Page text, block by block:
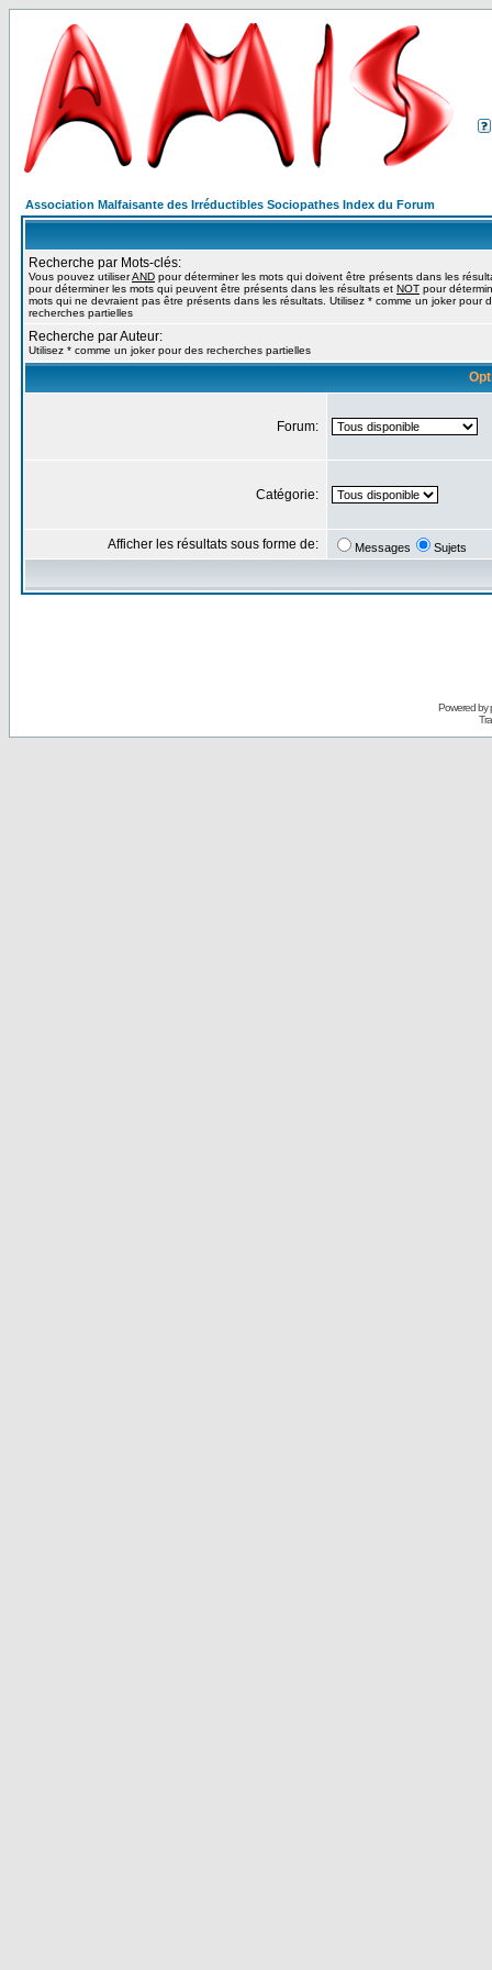
Association Malfaisante des Irréductibles Sociopathes Index du Forum
Recherche par Mots-clés:
Vous pouvez utiliserAND pour déterminer les mots qui doivent être présents dans les
pour déterminer les mots qui peuvent être présents dans les résultats et NOT pour
mots qui ne devraient pas être présents dans les résultats. Utilisez * comme un joker pour
recherches partielles
Recherche par Auteur:
Utilisez * comme un joker pour des recherches partielles
Forum:
Catégorie:
Afficher les résultats sous forme de: Messages Sujets
Powered by